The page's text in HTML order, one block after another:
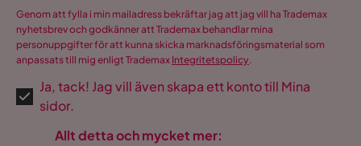
Genom att fylla i min mailadress bekräftar jag att jag vill ha Trademax
nyhetsbrev och godkänner att Trademax behandlar mina
personuppgifter för att kunna skicka marknadsföringsmaterial som
anpassats till mig enligt Trademax Integritetspolicy.
Ja, tack! Jag vill även skapa ett konto till Mina
sidor.
Allt detta och mycket mer: